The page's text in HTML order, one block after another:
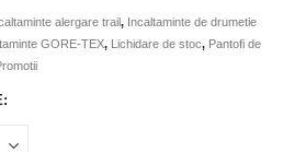
alergare trail, Incaltaminte de drumetie
GORE-TEX, Lichidare de stoc, Pantofi de